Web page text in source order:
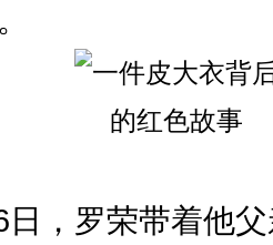
，罗荣带着他